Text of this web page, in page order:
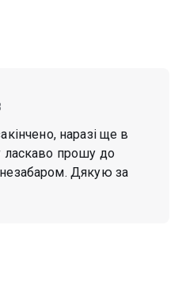
наразі ще в
ласкаво прошу до
Дякую за